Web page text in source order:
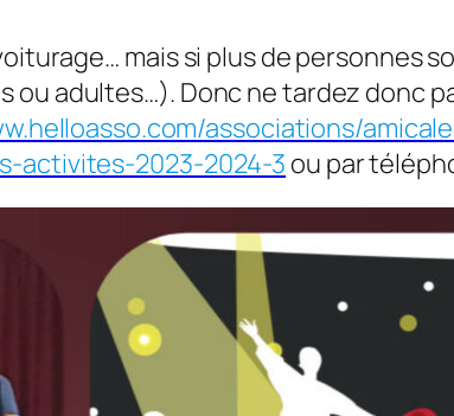
mais si plus de personnes
ou adultes…). Donc ne tardez donc
associations/
activites-2023-2024-3ou par